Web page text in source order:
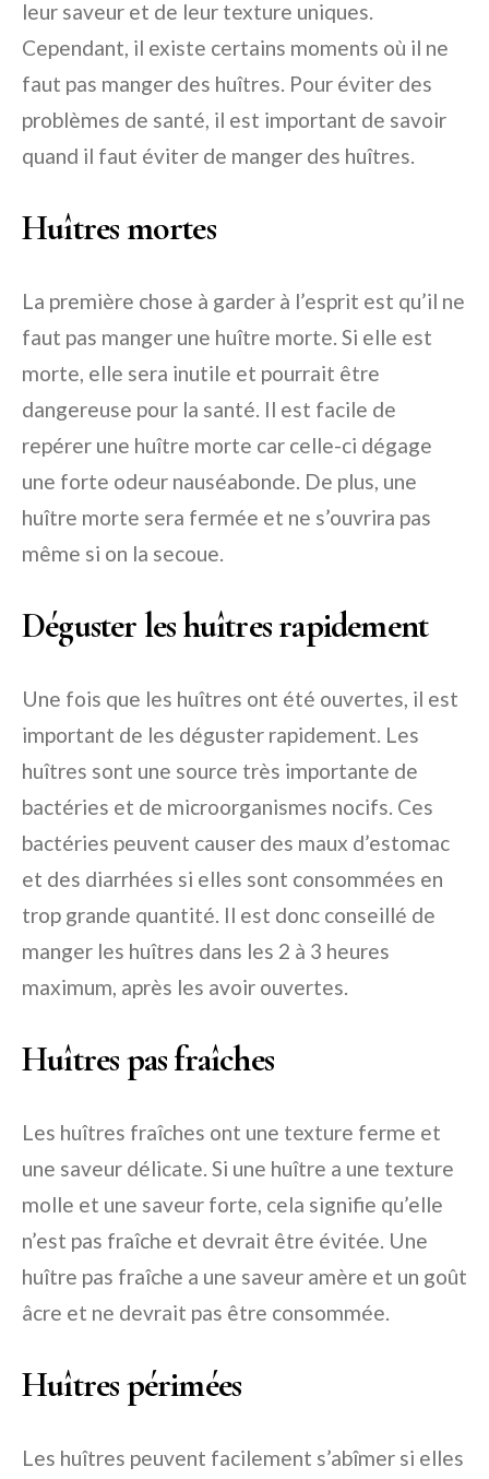
leur saveur et de leur texture uniques.
Cependant, il existe certains moments où il ne
faut pas manger des huîtres. Pour éviter des
problèmes de santé, il est important de savoir
quand il faut éviter de manger des huîtres.
Huîtres mortes
La première chose à garder à l’esprit est qu’il ne
faut pas manger une huître morte. Si elle est
morte, elle sera inutile et pourrait être
dangereuse pour la santé. Il est facile de
repérer une huître morte car celle-ci dégage
une forte odeur nauséabonde. De plus, une
huître morte sera fermée et ne s’ouvrira pas
même si on la secoue.
Déguster les huîtres rapidement
Une fois que les huîtres ont été ouvertes, il est
important de les déguster rapidement. Les
huîtres sont une source très importante de
bactéries et de microorganismes nocifs. Ces
bactéries peuvent causer des maux d’estomac
et des diarrhées si elles sont consommées en
trop grande quantité. Il est donc conseillé de
manger les huîtres dans les 2 à 3 heures
maximum, après les avoir ouvertes.
Huîtres pas fraîches
Les huîtres fraîches ont une texture ferme et
une saveur délicate. Si une huître a une texture
molle et une saveur forte, cela signifie qu’elle
n’est pas fraîche et devrait être évitée. Une
huître pas fraîche a une saveur amère et un goût
âcre et ne devrait pas être consommée.
Huîtres périmées
Les huîtres peuvent facilement s’abîmer si elles